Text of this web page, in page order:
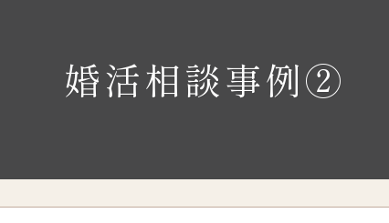
プラン
婚活相談事例②